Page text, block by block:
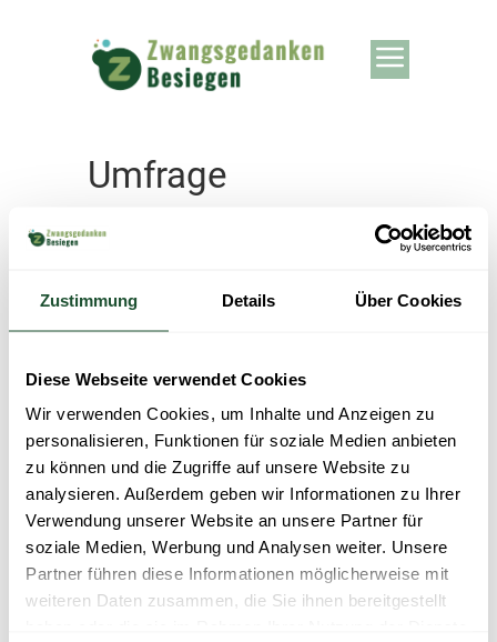
Zustimmung Details Über Cookies
Diese Webseite verwendet Cookies
Wir verwenden Cookies, um Inhalte und Anzeigen zu
personalisieren, Funktionen für soziale Medien anbieten
zu können und die Zugriffe auf unsere Website zu
analysieren. Außerdem geben wir Informationen zu Ihrer
Verwendung unserer Website an unsere Partner für
soziale Medien, Werbung und Analysen weiter. Unsere
Partner führen diese Informationen möglicherweise mit
weiteren Daten zusammen, die Sie ihnen bereitgestellt
Umfrage